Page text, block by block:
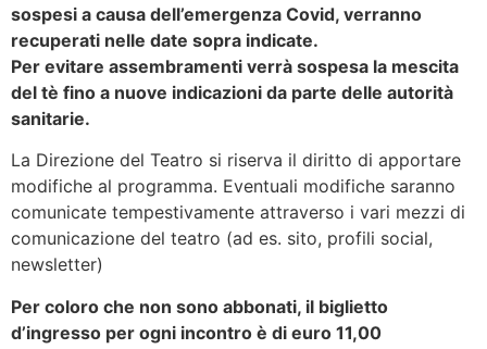
sospesi a causa dell’emergenza Covid, verranno
recuperati nelle date sopra indicate.
Per evitare assembramenti verrà sospesa la mescita
del tè fino a nuove indicazioni da parte delle autorità
sanitarie.
La Direzione del Teatro si riserva il diritto di apportare
modifiche al programma. Eventuali modifiche saranno
comunicate tempestivamente attraverso i vari mezzi di
comunicazione del teatro (ad es. sito, profili social,
newsletter)
Per coloro che non sono abbonati, il biglietto
d’ingresso per ogni incontro è di euro 11,00